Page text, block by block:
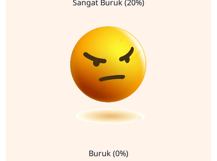
Sangat Buruk (20%)
Buruk (0%)